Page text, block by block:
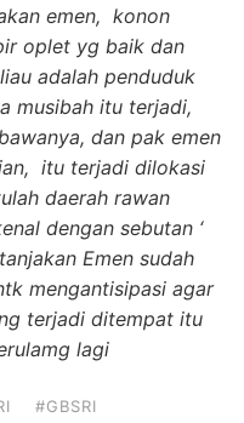
emen, konon
oplet yg baik dan
adalah penduduk
musibah itu terjadi,
dan pak emen
itu terjadi dilokasi
daerah rawan
dengan sebutan ‘
Emen sudah
mengantisipasi agar
terjadi ditempat itu
lagi
#GBSRI